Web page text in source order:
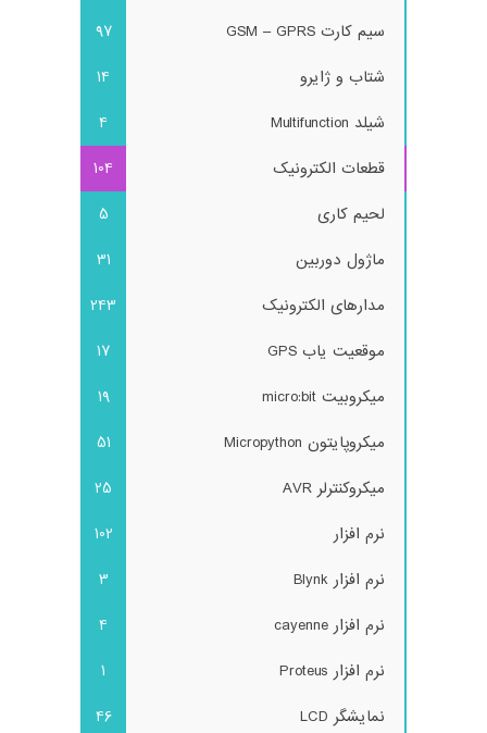
سیم کارت GSM – GPRS
97
شتاب و ژایرو
14
شیلد Multifunction
4
قطعات الکترونیک
104
لحیم کاری
5
ماژول دوربین
31
مدارهای الکترونیک
243
موقعیت یاب GPS
17
میکروبیت micro:bit
19
میکروپایتون Micropython
51
میکروکنترلر AVR
25
نرم افزار
102
نرم افزار Blynk
3
نرم افزار cayenne
4
نرم افزار Proteus
1
نمایشگر LCD
46